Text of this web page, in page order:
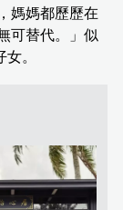
媽媽都歷歷在
可替代。」似
。